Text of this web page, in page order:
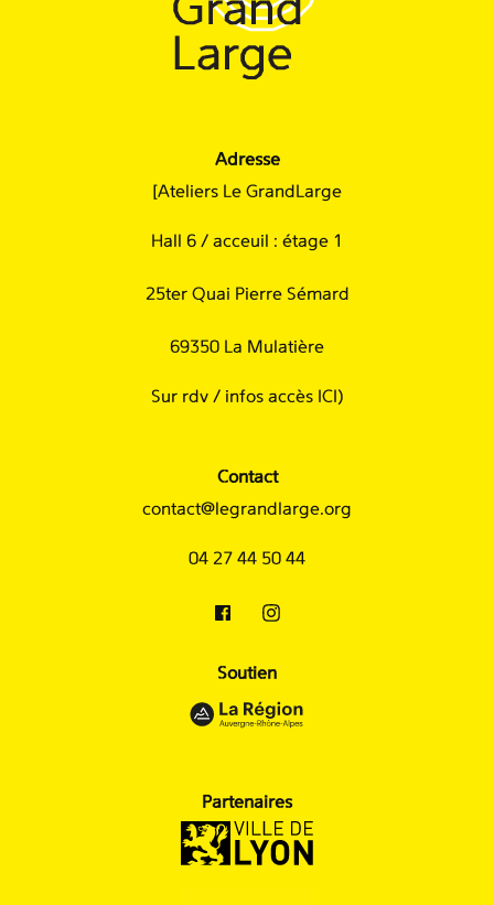
Adresse
[Ateliers Le GrandLarge
Hall 6 / acceuil : étage 1
25ter Quai Pierre Sémard
69350 La Mulatière
Sur rdv / infos accès ICI)
Contact
contact@legrandlarge.org
04 27 44 50 44
Soutien
Partenaires